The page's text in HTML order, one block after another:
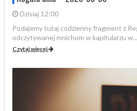
Dzisiaj 12:00
Podajemy tutaj codzienny fragment z
odczytywanej mnichom w kapitularzu w...
Czytaj więcej